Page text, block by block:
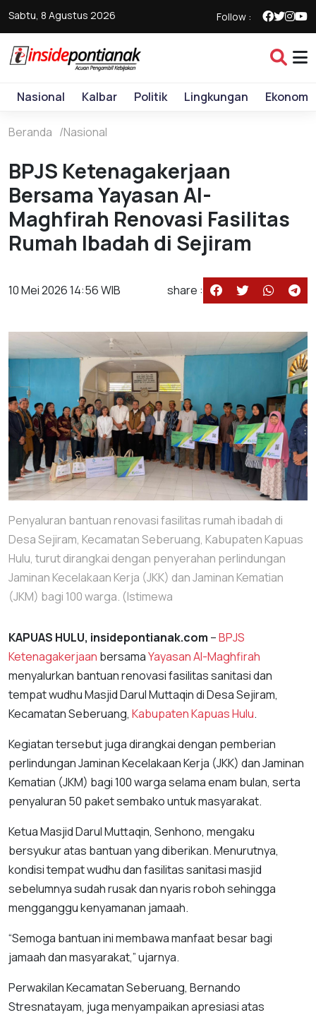
Sabtu, 8 Agustus 2026 Follow :
Nasional Kalbar Politik Lingkungan Ekonomi
Beranda Nasional
BPJS Ketenagakerjaan
Bersama Yayasan Al-
Maghfirah Renovasi Fasilitas
Rumah Ibadah di Sejiram
10 Mei 2026 14:56 WIB share :
Penyaluran bantuan renovasi fasilitas rumah ibadah di
Desa Sejiram, Kecamatan Seberuang, Kabupaten Kapuas
Hulu, turut dirangkai dengan penyerahan perlindungan
Jaminan Kecelakaan Kerja (JKK) dan Jaminan Kematian
(JKM) bagi 100 warga. (Istimewa
KAPUAS HULU, insidepontianak.com –BPJS
Ketenagakerjaan bersamaYayasan Al-Maghfirah
menyalurkan bantuan renovasi fasilitas sanitasi dan
tempat wudhu Masjid Darul Muttaqin di Desa Sejiram,
Kecamatan Seberuang, Kabupaten Kapuas Hulu.
Kegiatan tersebut juga dirangkai dengan pemberian
perlindungan Jaminan Kecelakaan Kerja (JKK) dan Jaminan
Kematian (JKM) bagi 100 warga selama enam bulan, serta
penyaluran 50 paket sembako untuk masyarakat.
Ketua Masjid Darul Muttaqin, Senhono, mengaku
bersyukur atas bantuan yang diberikan. Menurutnya,
kondisi tempat wudhu dan fasilitas sanitasi masjid
sebelumnya sudah rusak dan nyaris roboh sehingga
mengganggu kenyamanan jamaah.
“Semoga bantuan ini membawa manfaat besar bagi
jamaah dan masyarakat,” ujarnya.
Perwakilan Kecamatan Seberuang, Bernando
Stresnatayam, juga menyampaikan apresiasi atas